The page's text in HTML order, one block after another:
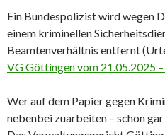
Ein Bundespolizist wird wegen
einem kriminellen
Beamtenverhältnis entfernt
VG Göttingen vom 21.05.2025
Wer auf dem Papier gegen
nebenbei zuarbeiten – schon